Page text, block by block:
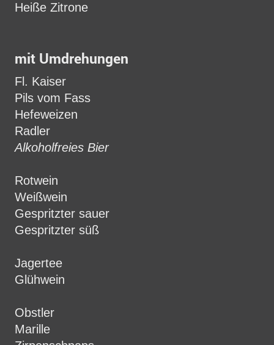
Heiße Zitrone
mit Umdrehungen
Fl. Kaiser
Pils vom Fass
Hefeweizen
Radler
Alkoholfreies Bier
Rotwein
Weißwein
Gespritzter sauer
Gespritzter süß
Jagertee
Glühwein
Obstler
Marille